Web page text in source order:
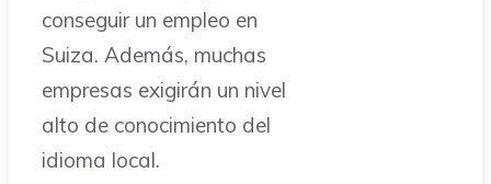
conseguir un empleo en
Suiza. Además, muchas
empresas exigirán un nivel
alto de conocimiento del
idioma local.